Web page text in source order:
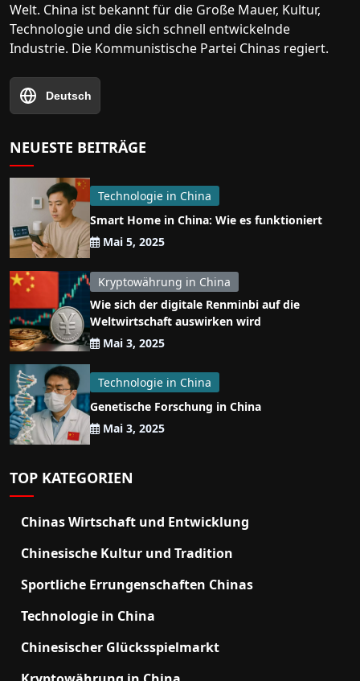
Welt. China ist bekannt für die Große Mauer, Kultur,
Technologie und die sich schnell entwickelnde
Industrie. Die Kommunistische Partei Chinas regiert.
Deutsch
NEUESTE BEITRÄGE
Technologie in China
Smart Home in China: Wie es funktioniert
Mai 5, 2025
Kryptowährung in China
Wie sich der digitale Renminbi auf die
Weltwirtschaft auswirken wird
Mai 3, 2025
Technologie in China
Genetische Forschung in China
Mai 3, 2025
TOP KATEGORIEN
Chinas Wirtschaft und Entwicklung
Chinesische Kultur und Tradition
Sportliche Errungenschaften Chinas
Technologie in China
Chinesischer Glücksspielmarkt